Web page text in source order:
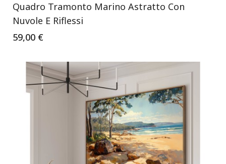
Quadro Tramonto Marino Astratto Con
Nuvole E Riflessi
59,00 €